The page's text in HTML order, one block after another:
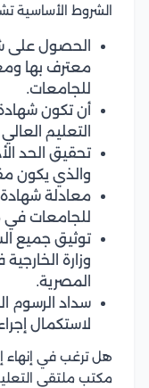
الشروط الأساسية
الحصول على
معترف بها
للجامعات.
أن تكون
التعليم
تحقيق الحد
والذي يكون
معادلة
للجامعات في
توثيق جميع
وزارة
المصرية.
سداد الرسوم
لاستكمال
هل ترغب في إنهاء
مكتب ملتقى